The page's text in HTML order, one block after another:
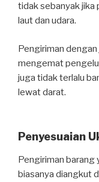
tidak sebanyak jika
laut dan udara.
Pengiriman
mengemat
juga tidak terlalu
lewat darat.
Penyesuaian
Pengiriman barang
biasanya diangkut